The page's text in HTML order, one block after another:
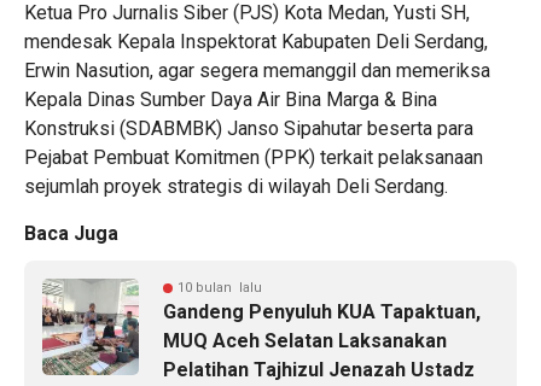
Ketua Pro Jurnalis Siber (PJS) Kota Medan, Yusti SH,
mendesak Kepala Inspektorat Kabupaten Deli Serdang,
Erwin Nasution, agar segera memanggil dan memeriksa
Kepala Dinas Sumber Daya Air Bina Marga & Bina
Konstruksi (SDABMBK) Janso Sipahutar beserta para
Pejabat Pembuat Komitmen (PPK) terkait pelaksanaan
sejumlah proyek strategis di wilayah Deli Serdang.
Baca Juga
10 bulan lalu
Gandeng Penyuluh KUA Tapaktuan,
MUQ Aceh Selatan Laksanakan
Pelatihan Tajhizul Jenazah Ustadz